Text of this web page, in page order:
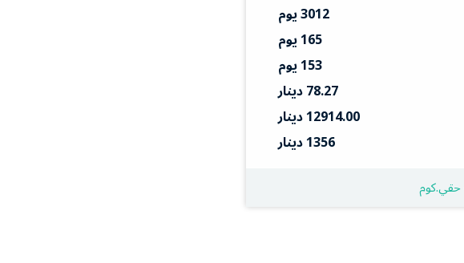
3012 يوم
165 يوم
153 يوم
78.27 دينار
12914.00 دينار
1356 دينار
حقي.كوم